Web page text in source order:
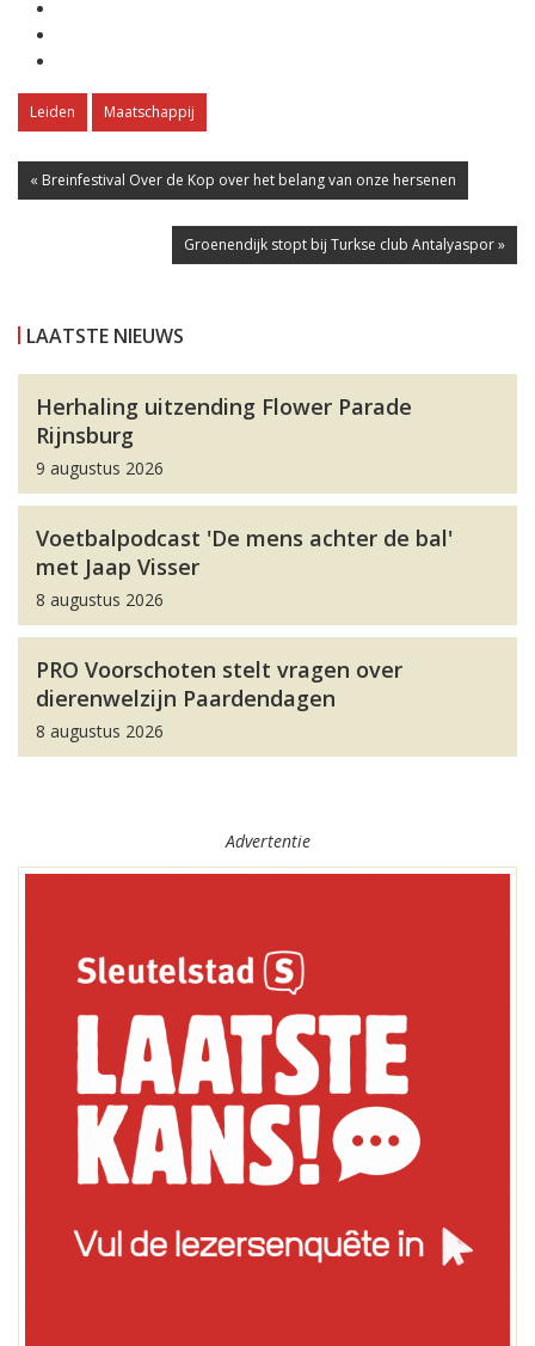
Leiden Maatschappij
« Breinfestival Over de Kop over het belang van onze hersenen
Groenendijk stopt bij Turkse club Antalyaspor »
LAATSTE NIEUWS
Herhaling uitzending Flower Parade
Rijnsburg
9 augustus 2026
Voetbalpodcast 'De mens achter de bal'
met Jaap Visser
8 augustus 2026
PRO Voorschoten stelt vragen over
dierenwelzijn Paardendagen
8 augustus 2026
Advertentie